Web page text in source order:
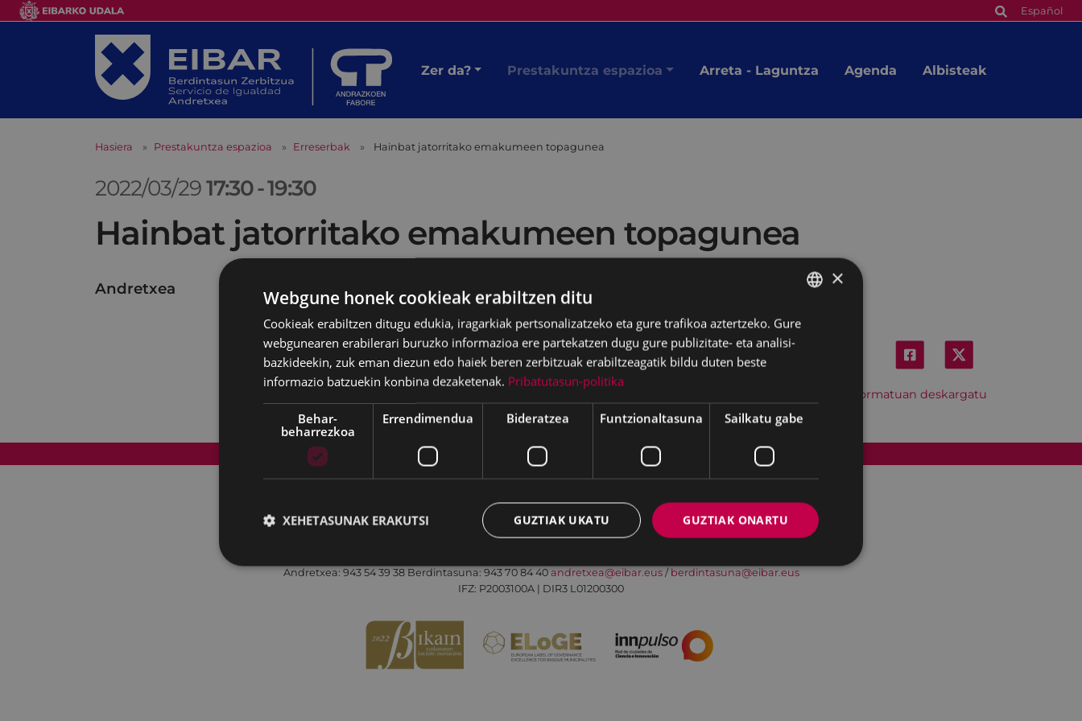
Español
Zer da? Prestakuntza espazioa Arreta - Laguntza Agenda Albisteak
Hasiera Prestakuntza espazioa Erreserbak Hainbat jatorritako emakumeen topagunea
2022/03/2917:30-19:30
Hainbat jatorritako emakumeen topagunea
Andretxea
Hitzordu hau iCal formatuan deskargatu
Web mapa Irisgarritasuna Kontaktua Lege-oharra Cookien politika
Udalaren sare sozial guztiak
Andretxea: 943 54 39 38 Berdintasuna: 943 70 84 40 andretxea@eibar.eus/ berdintasuna@eibar.eus
IFZ: P2003100A | DIR3 L01200300
BASQUE
SPANISH
×
Webgune honek cookieak erabiltzen ditu
Cookieak erabiltzen ditugu edukia, iragarkiak pertsonalizatzeko eta gure trafikoa aztertzeko. Gure
webgunearen erabilerari buruzko informazioa ere partekatzen dugu gure publizitate- eta analisi-
bazkideekin, zuk eman diezun edo haiek beren zerbitzuak erabiltzeagatik bildu duten beste
informazio batzuekin konbina dezaketenak. Pribatutasun-politika
Behar-
beharrezkoa
Errendimendua Bideratzea Funtzionaltasuna Sailkatu gabe
GUZTIAK ONARTU
GUZTIAK UKATU
XEHETASUNAK ERAKUTSI